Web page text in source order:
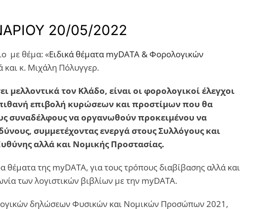
20/05/2022
με θέμα: «Ειδικά θέματα myDATA & Φορολογικών
και κ. Μιχάλη Πόλυγγερ.
μελλοντικά τον Κλάδο, είναι οι φορολογικοί έλεγχοι
επιβολή κυρώσεων και προστίμων που θα
συναδέλφους να οργανωθούν προκειμένου να
συμμετέχοντας ενεργά στους Συλλόγους και
αλλά και Νομικής Προστασίας.
της myDATA, για τους τρόπους διαβίβασης αλλά και
των λογιστικών βιβλίων με την myDATA.
δηλώσεων Φυσικών και Νομικών Προσώπων 2021,